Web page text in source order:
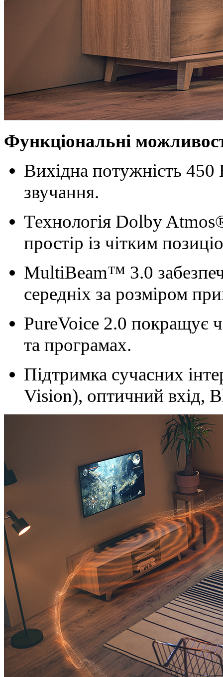
Функціональні
Вихідна потужність 450
звучання.
Технологія Dolby
простір із чітким
MultiBeam™ 3.0
середніх за розміром
PureVoice 2.0 покращує
та програмах.
Підтримка сучасних
Vision), оптичний вхід,